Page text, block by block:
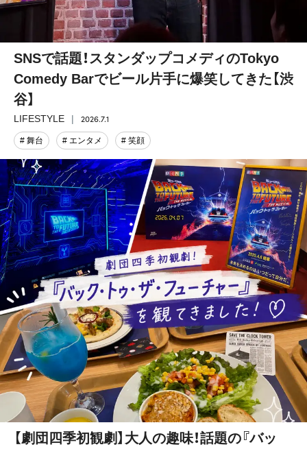
SNSで話題！スタンダップコメディのTokyo
Comedy Barでビール片手に爆笑してきた【渋
谷】
LIFESTYLE 2026.7.1
# 舞台 # エンタメ # 笑顔
【劇団四季初観劇】大人の趣味！話題の『バッ